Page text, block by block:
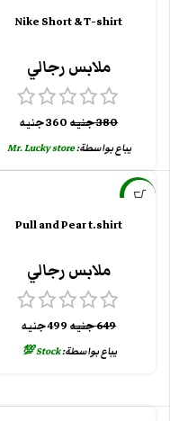
Nike Short & T-shirt
ملابس رجالي
380جنيه 360جنيه
يباع بواسطة:Mr. Lucky store
-23%
Pull and Pear t.shirt
ملابس رجالي
649جنيه 499جنيه
يباع بواسطة:Stock 💯